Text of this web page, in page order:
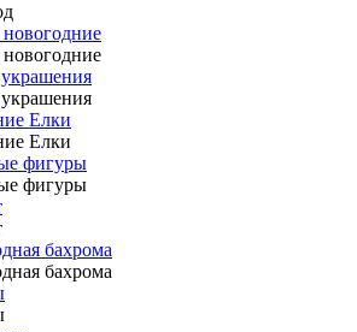
Елки
Елки
фигуры
фигуры
бахрома
бахрома